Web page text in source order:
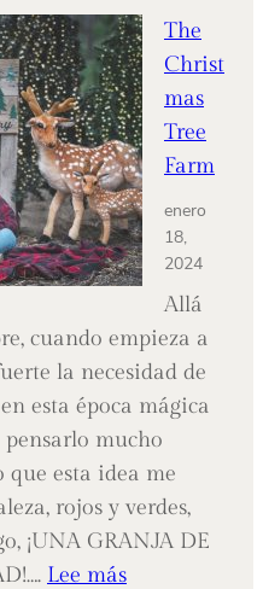
The
Christ
mas
Tree
Farm
enero
18,
2024
Allá
cuando empieza a
la necesidad de
esta época mágica
pensarlo mucho
que esta idea me
rojos y verdes,
¡UNA GRANJA DE
Lee más: